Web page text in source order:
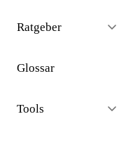
Ratgeber
Glossar
Tools
Dötlingen. Aus
Bestand 2026 -
Inhaber können